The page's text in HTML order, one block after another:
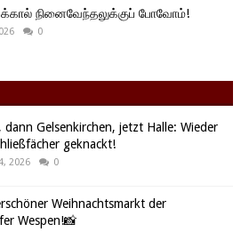
நினைவேந்தலுக்குப் போவோம்!
0
dann Gelsenkirchen, jetzt Halle: Wieder
geknackt!
2026 0
Weihnachtsmarkt der
Wespen!📸